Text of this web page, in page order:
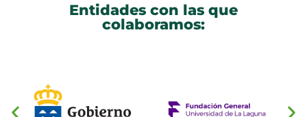
Entidades con las que
colaboramos: